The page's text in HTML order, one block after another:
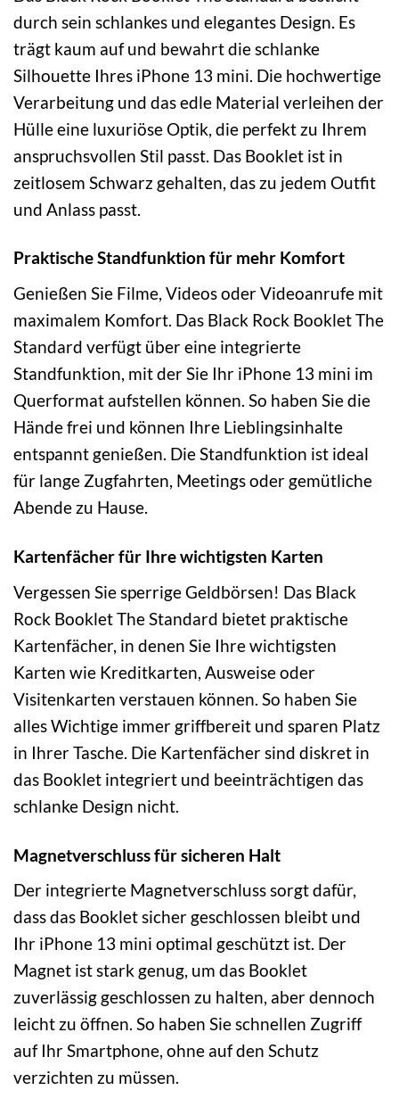
durch sein schlankes und elegantes Design. Es
trägt kaum auf und bewahrt die schlanke
Silhouette Ihres iPhone 13 mini. Die hochwertige
Verarbeitung und das edle Material verleihen der
Hülle eine luxuriöse Optik, die perfekt zu Ihrem
anspruchsvollen Stil passt. Das Booklet ist in
zeitlosem Schwarz gehalten, das zu jedem Outfit
und Anlass passt.
Praktische Standfunktion für mehr Komfort
Genießen Sie Filme, Videos oder Videoanrufe mit
maximalem Komfort. Das Black Rock Booklet The
Standard verfügt über eine integrierte
Standfunktion, mit der Sie Ihr iPhone 13 mini im
Querformat aufstellen können. So haben Sie die
Hände frei und können Ihre Lieblingsinhalte
entspannt genießen. Die Standfunktion ist ideal
für lange Zugfahrten, Meetings oder gemütliche
Abende zu Hause.
Kartenfächer für Ihre wichtigsten Karten
Vergessen Sie sperrige Geldbörsen! Das Black
Rock Booklet The Standard bietet praktische
Kartenfächer, in denen Sie Ihre wichtigsten
Karten wie Kreditkarten, Ausweise oder
Visitenkarten verstauen können. So haben Sie
alles Wichtige immer griffbereit und sparen Platz
in Ihrer Tasche. Die Kartenfächer sind diskret in
das Booklet integriert und beeinträchtigen das
schlanke Design nicht.
Magnetverschluss für sicheren Halt
Der integrierte Magnetverschluss sorgt dafür,
dass das Booklet sicher geschlossen bleibt und
Ihr iPhone 13 mini optimal geschützt ist. Der
Magnet ist stark genug, um das Booklet
zuverlässig geschlossen zu halten, aber dennoch
leicht zu öffnen. So haben Sie schnellen Zugriff
auf Ihr Smartphone, ohne auf den Schutz
verzichten zu müssen.